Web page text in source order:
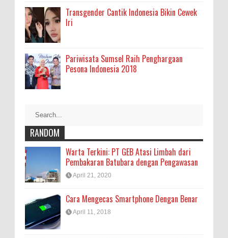
Transgender Cantik Indonesia Bikin Cewek
Iri
Pariwisata Sumsel Raih Penghargaan
Pesona Indonesia 2018
RANDOM
Warta Terkini: PT GEB Atasi Limbah dari
Pembakaran Batubara dengan Pengawasan
April 21, 2020
Cara Mengecas Smartphone Dengan Benar
April 11, 2018